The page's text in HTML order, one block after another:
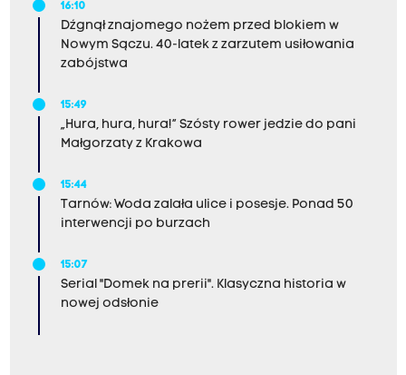
16:10
Dźgnął znajomego nożem przed blokiem w
Nowym Sączu. 40-latek z zarzutem usiłowania
zabójstwa
15:49
„Hura, hura, hura!” Szósty rower jedzie do pani
Małgorzaty z Krakowa
15:44
Tarnów: Woda zalała ulice i posesje. Ponad 50
interwencji po burzach
15:07
Serial "Domek na prerii". Klasyczna historia w
nowej odsłonie